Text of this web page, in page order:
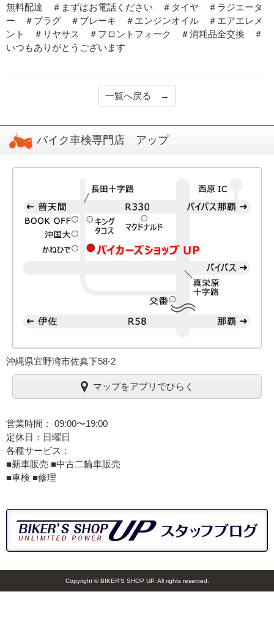
無料配達 ＃まずはお電話ください ＃タイヤ ＃ラジエータ
ー ＃プラグ ＃ブレーキ ＃エンジンオイル ＃エアエレメ
ント ＃リヤサス ＃フロントフォーク ＃消耗品全交換 ＃
いつもありがとうございます
一覧へ戻る →
バイク車検専門店 アップ
沖縄県宜野湾市佐真下58-2
マップをアプリでひらく
営業時間： 09:00〜19:00
定休日：日曜日
各種サービス：
■新車販売 ■中古二輪車販売
■車検 ■修理
Copyright © BIKER’S SHOP UP. All rights reserved.